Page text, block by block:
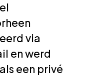
via
en werd
een privé